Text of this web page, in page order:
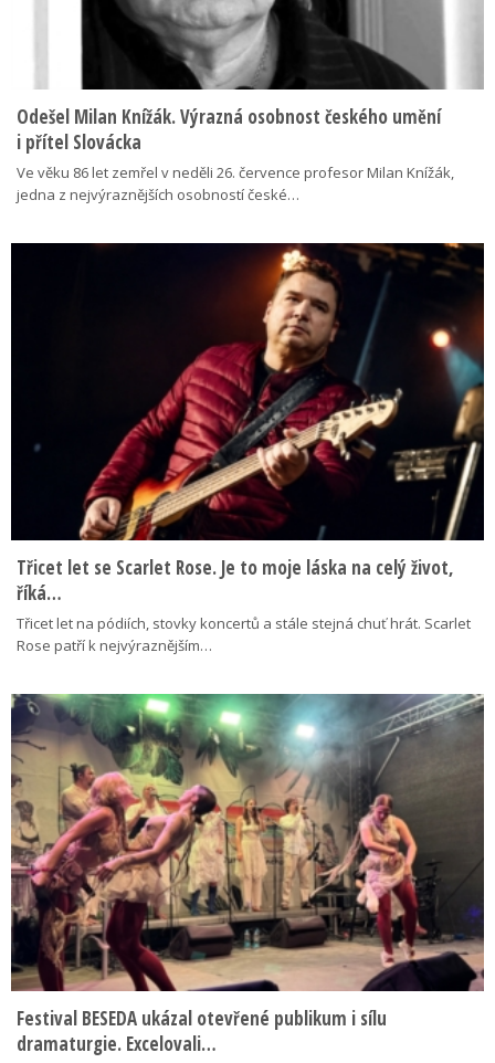
Odešel Milan Knížák. Výrazná osobnost českého umění
i přítel Slovácka
Ve věku 86 let zemřel v neděli 26. července profesor Milan Knížák,
jedna z nejvýraznějších osobností české…
Třicet let se Scarlet Rose. Je to moje láska na celý život,
říká…
Třicet let na pódiích, stovky koncertů a stále stejná chuť hrát. Scarlet
Rose patří k nejvýraznějším…
Festival BESEDA ukázal otevřené publikum i sílu
dramaturgie. Excelovali…